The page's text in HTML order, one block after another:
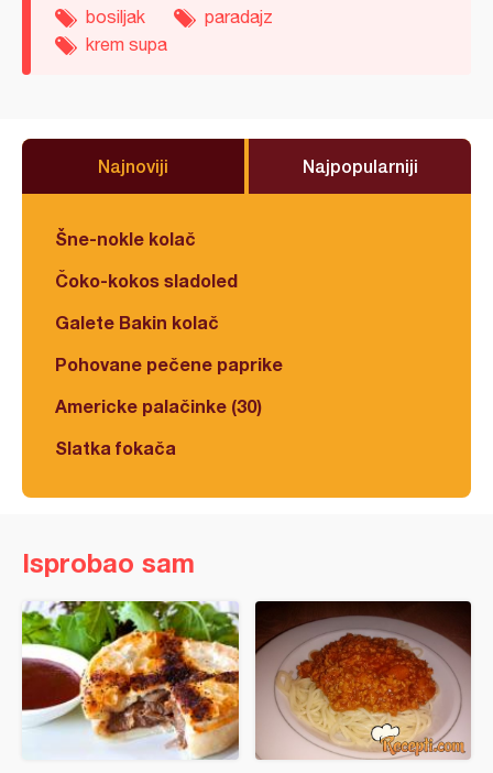
bosiljak
paradajz
krem supa
Najnoviji Najpopularniji
Šne-nokle kolač
Čoko-kokos sladoled
Galete Bakin kolač
Pohovane pečene paprike
Americke palačinke (30)
Slatka fokača
Isprobao sam